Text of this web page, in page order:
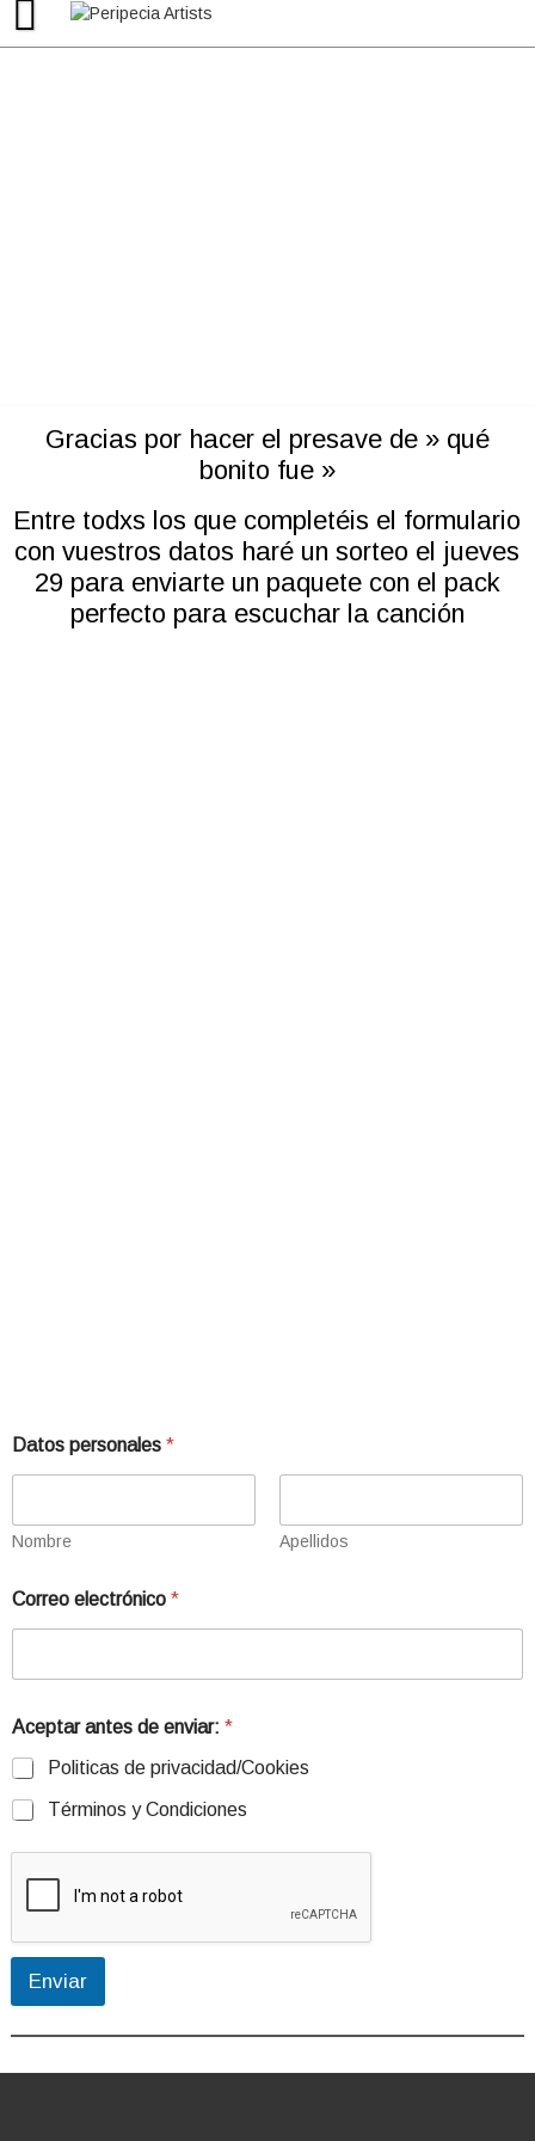
Gracias por hacer el presave de » qué
bonito fue »
Entre todxs los que completéis el formulario
con vuestros datos haré un sorteo el jueves
29 para enviarte un paquete con el pack
perfecto para escuchar la canción
Datos personales *
Nombre Apellidos
Correo electrónico *
Aceptar antes de enviar: *
Politicas de privacidad/Cookies
Términos y Condiciones
Enviar